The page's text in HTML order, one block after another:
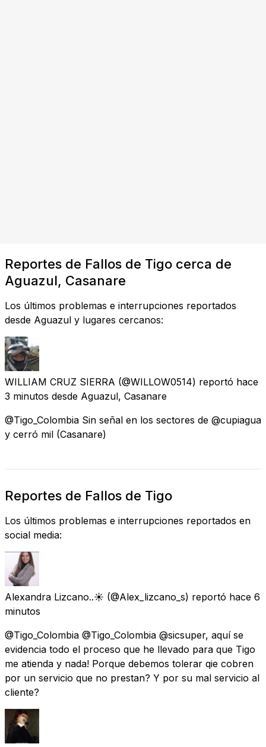
Reportes de Fallos de Tigo cerca de
Aguazul, Casanare
Los últimos problemas e interrupciones reportados
desde Aguazul y lugares cercanos:
WILLIAM CRUZ SIERRA (@WILLOW0514) reportó hace
3 minutos desde Aguazul, Casanare
@Tigo_Colombia Sin señal en los sectores de @cupiagua
y cerró mil (Casanare)
Reportes de Fallos de Tigo
Los últimos problemas e interrupciones reportados en
social media:
Alexandra Lizcano..☀ (@Alex_lizcano_s) reportó hace 6
minutos
@Tigo_Colombia @Tigo_Colombia @sicsuper, aquí se
evidencia todo el proceso que he llevado para que Tigo
me atienda y nada! Porque debemos tolerar qie cobren
por un servicio que no prestan? Y por su mal servicio al
cliente?